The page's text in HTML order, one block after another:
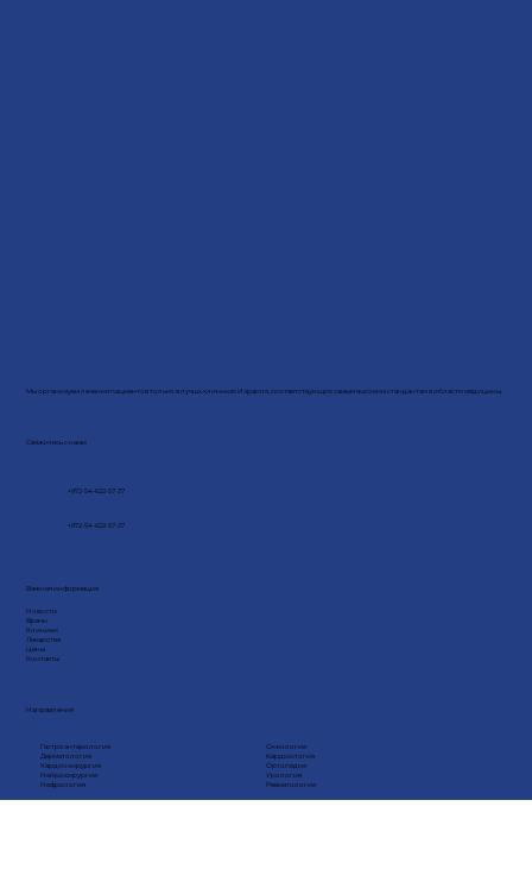
Мы организуем лечение пациентов только в лучшх клиниках Израиля, соответствующих самым высоким стандантам в области медицины.
Свяжитесь с нами
+972-54-622-57-37
+972-54-622-57-37
Важная информация
Новости
Врачи
Клиники
Лекарства
Цены
Контакты
Направления
Гастроэнтерология
Онкология
Дерматология
Кардиология
Кардиохирургия
Ортопедия
Нейрохирургия
Урология
Нефрология
Ревматология